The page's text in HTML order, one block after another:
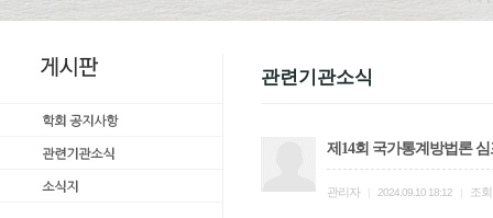
관련기관소식
제14회 국가통계방법론
관리자 2024.09.10 18:12 조회